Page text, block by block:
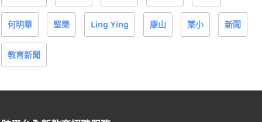
何明華 堅樂 Ling Ying 康山 葉小 新聞
教育新聞